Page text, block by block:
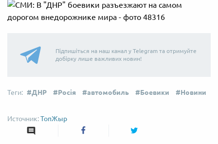
Підпишіться на наш канал у Telegram та отримуйте
добірку лише важливих новин!
ДНР Росія автомобиль Боевики Новини
ТопЖыр